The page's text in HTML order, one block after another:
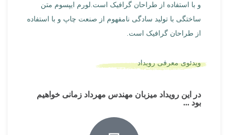
و با استفاده از طراحان گرافیک است.لورم ایپسوم متن
ساختگی با تولید سادگی نامفهوم از صنعت چاپ و با استفاده
از طراحان گرافیک است.
ویدئوی معرفی رویداد
در این رویداد میزبان مهندس مهرداد زمانی خواهیم
بود ...